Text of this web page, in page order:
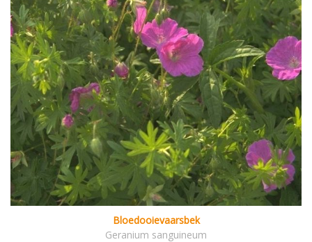
Bloedooievaarsbek
Geranium sanguineum